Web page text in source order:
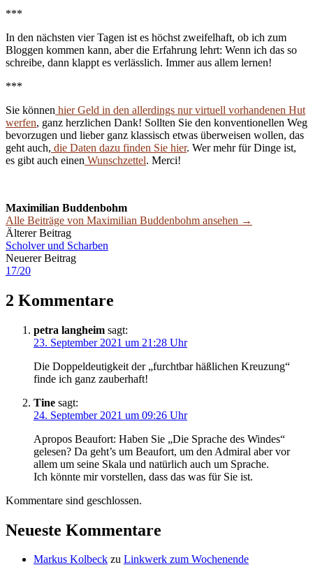
***
In den nächsten vier Tagen ist es höchst zweifelhaft, ob ich zum
Bloggen kommen kann, aber die Erfahrung lehrt: Wenn ich das so
schreibe, dann klappt es verlässlich. Immer aus allem lernen!
***
Sie können hier Geld in den allerdings nur virtuell vorhandenen Hut
werfen, ganz herzlichen Dank! Sollten Sie den konventionellen Weg
bevorzugen und lieber ganz klassisch etwas überweisen wollen, das
geht auch, die Daten dazu finden Sie hier. Wer mehr für Dinge ist,
es gibt auch einen Wunschzettel. Merci!
Maximilian Buddenbohm
Alle Beiträge von Maximilian Buddenbohm ansehen →
Beitrags-
Navigation
Älterer Beitrag
Scholver und Scharben
Neuerer Beitrag
17/20
2 Kommentare
petra langheim sagt:
23. September 2021 um 21:28 Uhr
Die Doppeldeutigkeit der „furchtbar häßlichen Kreuzung“
finde ich ganz zauberhaft!
Tine sagt:
24. September 2021 um 09:26 Uhr
Apropos Beaufort: Haben Sie „Die Sprache des Windes“
gelesen? Da geht’s um Beaufort, um den Admiral aber vor
allem um seine Skala und natürlich auch um Sprache.
Ich könnte mir vorstellen, dass das was für Sie ist.
Kommentare sind geschlossen.
Neueste Kommentare
Markus Kolbeck zu Linkwerk zum Wochenende